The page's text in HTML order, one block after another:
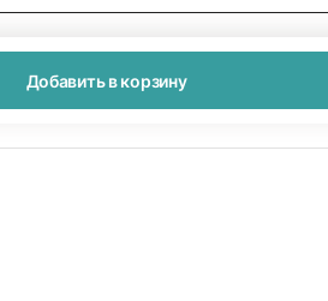
Добавить в корзину